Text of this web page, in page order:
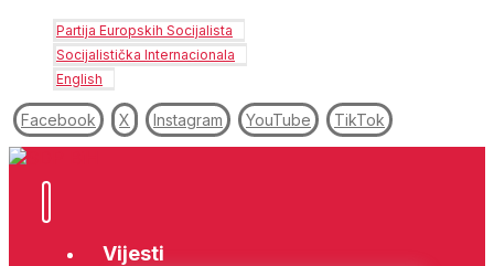
Partija Europskih Socijalista
Socijalistička Internacionala
English
Facebook X Instagram YouTube TikTok
Vijesti